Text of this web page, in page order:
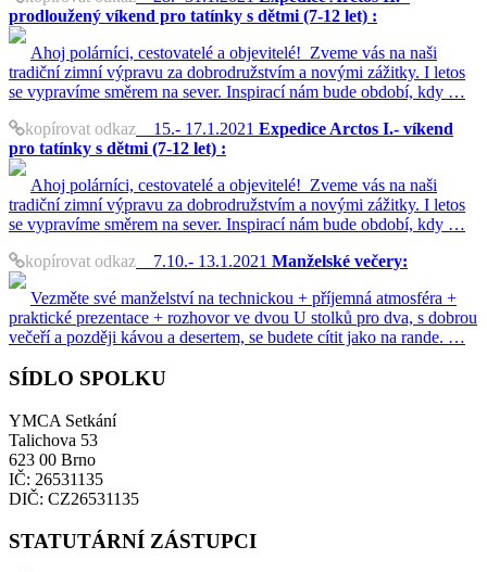
prodloužený víkend pro tatínky s dětmi (7-12 let) :
Ahoj polárníci, cestovatelé a objevitelé! Zveme vás na naši
tradiční zimní výpravu za dobrodružstvím a novými zážitky. I letos
se vypravíme směrem na sever. Inspirací nám bude období, kdy …
kopírovat odkaz 15.- 17.1.2021 Expedice Arctos I.- víkend
pro tatínky s dětmi (7-12 let) :
Ahoj polárníci, cestovatelé a objevitelé! Zveme vás na naši
tradiční zimní výpravu za dobrodružstvím a novými zážitky. I letos
se vypravíme směrem na sever. Inspirací nám bude období, kdy …
kopírovat odkaz 7.10.- 13.1.2021 Manželské večery:
Vezměte své manželství na technickou + příjemná atmosféra +
praktické prezentace + rozhovor ve dvou U stolků pro dva, s dobrou
večeří a později kávou a desertem, se budete cítit jako na rande. …
SÍDLO SPOLKU
YMCA Setkání
Talichova 53
623 00 Brno
IČ: 26531135
DIČ: CZ26531135
STATUTÁRNÍ ZÁSTUPCI